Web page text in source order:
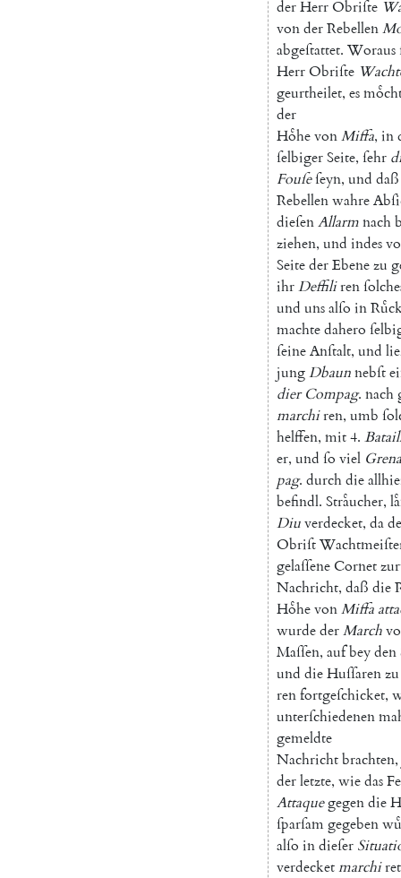
derHerrObriſte
vonderRebellen
abgeſtattet. Woraus
HerrObriſte
geurtheilet, es
der
HoͤhevonMiffa, in
ſelbigerSeite, ſehr
Fouſeſeyn, und daß
Rebellenwahre
dieſenAllarmnach
ziehen, und indes
SeitederEbenezu
ihrDeffiliren
und unsalſo in
machtedahero
ſeineAnſtalt, und
jungDbaunnebſt
dier Compag. nach
marchiren, umb
helffen, mit4.
er, und ſo viel
pag. durchdie
befindl. Straͤucher,
Diuverdecket, da
Obriſt
gelaſſeneCornet
Nachricht, daß die
HoͤhevonMiffa
wurdederMarch
Maſſen, aufbeyden
und dieHuſſarenzu
renfortgeſchicket,
unterſchiedenen
gemeldte
Nachrichtbrachten,
derletzte, wiedas
Attaquegegendie
ſparſamgegeben
alſo indieſer
verdecketmarchiret